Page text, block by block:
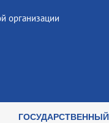
организации